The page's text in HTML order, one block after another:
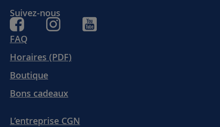
FAQ
Horaires (PDF)
Boutique
Bons cadeaux
L’entreprise CGN
Suivez-nous